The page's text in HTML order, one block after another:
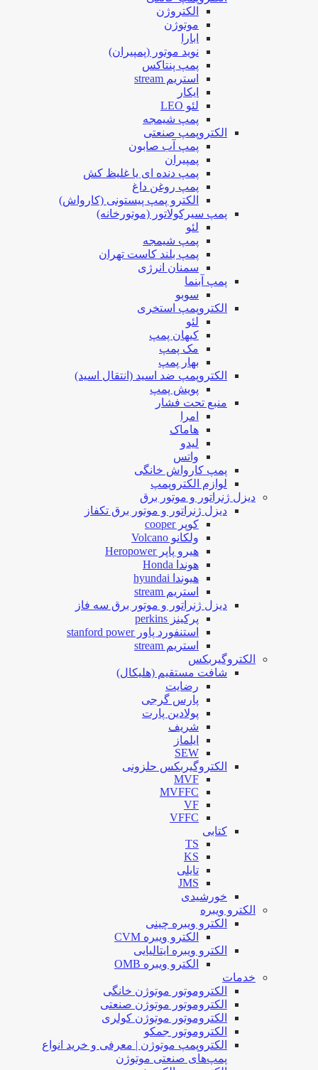
الکتروژن
موتوژن
ابارا
نوید موتور (پمپیران)
پمپ پنتاکس
استریم stream
ایکار
لئو LEO
پمپ شیمجه
الکتروپمپ صنعتی
پمپ آب صابون
پمپیران
پمپ دنده ای یا غلیظ کش
پمپ روغن داغ
الکترو پمپ پیستونی (کارواش)
پمپ سیرکولاتور (موتورخانه)
لئو
پمپ شیمجه
پمپ بلند کاست تهران
سمنان انرژی
پمپ آبنما
سوبو
الکتروپمپ استخری
لئو
کیهان پمپ
مک پمپ
بهار پمپ
الکتروپمپ ضد اسید (انتقال اسید)
پویش پمپ
منبع تحت فشار
امرا
هاماک
لیدو
واتس
پمپ کارواش خانگی
لوازم الکتروپمپ
دیزل ژنراتور و موتور برق
دیزل ژنراتور و موتور برق تکفاز
کوپر cooper
ولکانو Volcano
هیرو پاپر Heropower
هوندا Honda
هیوندا hyundai
استریم stream
دیزل ژنراتور و موتور برق سه فاز
پرکینز perkins
استنفورد پاور stanford power
استریم stream
الکتروگیربکس
شافت مستقیم (هلیکال)
رضایت
پارس گرجی
پولادین پارت
شریف
ایلماز
SEW
الکتروگیربکس حلزونی
MVF
MVFFC
VF
VFFC
کتابی
TS
KS
تایلی
JMS
خورشیدی
الکترو ویبره
الکترو ویبره چینی
الکترو ویبره CVM
الکترو ویبره ایتالیایی
الکترو ویبره OMB
خدمات
الکتروموتور موتوژن خانگی
الکتروموتور موتوژن صنعتی
الکتروموتور موتوژن کولری
الکتروموتور جمکو
الکتروپمپ موتوژن | معرفی و خرید انواع
پمپ‌های صنعتی موتوژن